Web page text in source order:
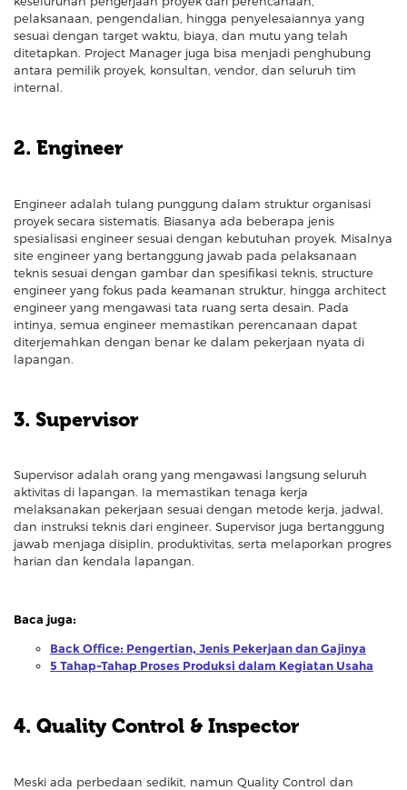
pelaksanaan, pengendalian, hingga penyelesaiannya yang
sesuai dengan target waktu, biaya, dan mutu yang telah
ditetapkan. Project Manager juga bisa menjadi penghubung
antara pemilik proyek, konsultan, vendor, dan seluruh tim
internal.
2. Engineer
Engineer adalah tulang punggung dalam struktur organisasi
proyek secara sistematis. Biasanya ada beberapa jenis
spesialisasi engineer sesuai dengan kebutuhan proyek. Misalnya
site engineer yang bertanggung jawab pada pelaksanaan
teknis sesuai dengan gambar dan spesifikasi teknis, structure
engineer yang fokus pada keamanan struktur, hingga architect
engineer yang mengawasi tata ruang serta desain. Pada
intinya, semua engineer memastikan perencanaan dapat
diterjemahkan dengan benar ke dalam pekerjaan nyata di
lapangan.
3. Supervisor
Supervisor adalah orang yang mengawasi langsung seluruh
aktivitas di lapangan. Ia memastikan tenaga kerja
melaksanakan pekerjaan sesuai dengan metode kerja, jadwal,
dan instruksi teknis dari engineer. Supervisor juga bertanggung
jawab menjaga disiplin, produktivitas, serta melaporkan progres
harian dan kendala lapangan.
Baca juga:
Back Office: Pengertian, Jenis Pekerjaan dan Gajinya
5 Tahap-Tahap Proses Produksi dalam Kegiatan Usaha
4. Quality Control & Inspector
Meski ada perbedaan sedikit, namun Quality Control dan